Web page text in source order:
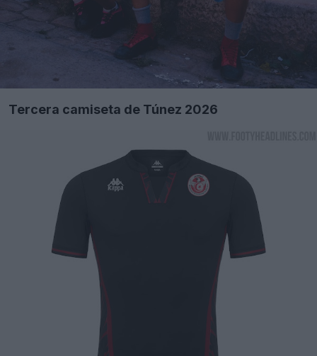
Tercera camiseta de Túnez 2026